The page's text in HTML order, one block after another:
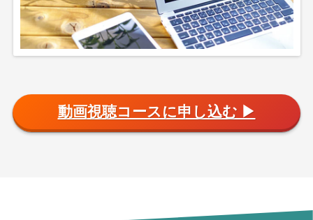
動画視聴コースに申し込む ▶︎